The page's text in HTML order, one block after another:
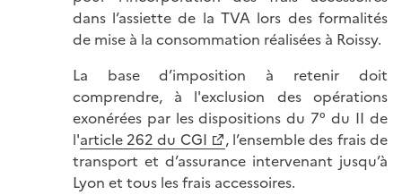
dans l’assiette de la TVA lors des formalités
de mise à la consommation réalisées à Roissy.
La base d’imposition à retenir doit
comprendre, à l'exclusion des opérations
exonérées par les dispositions du 7° du II de
l'article 262 du CGI
, l’ensemble des frais de
transport et d’assurance intervenant jusqu’à
Lyon et tous les frais accessoires.